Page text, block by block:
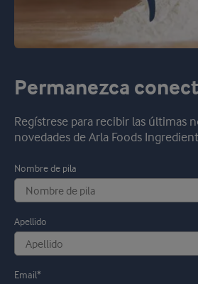
Permanezca
Regístrese para recibir las últimas
novedades de Arla Foods
Nombre de pila
Apellido
Email*